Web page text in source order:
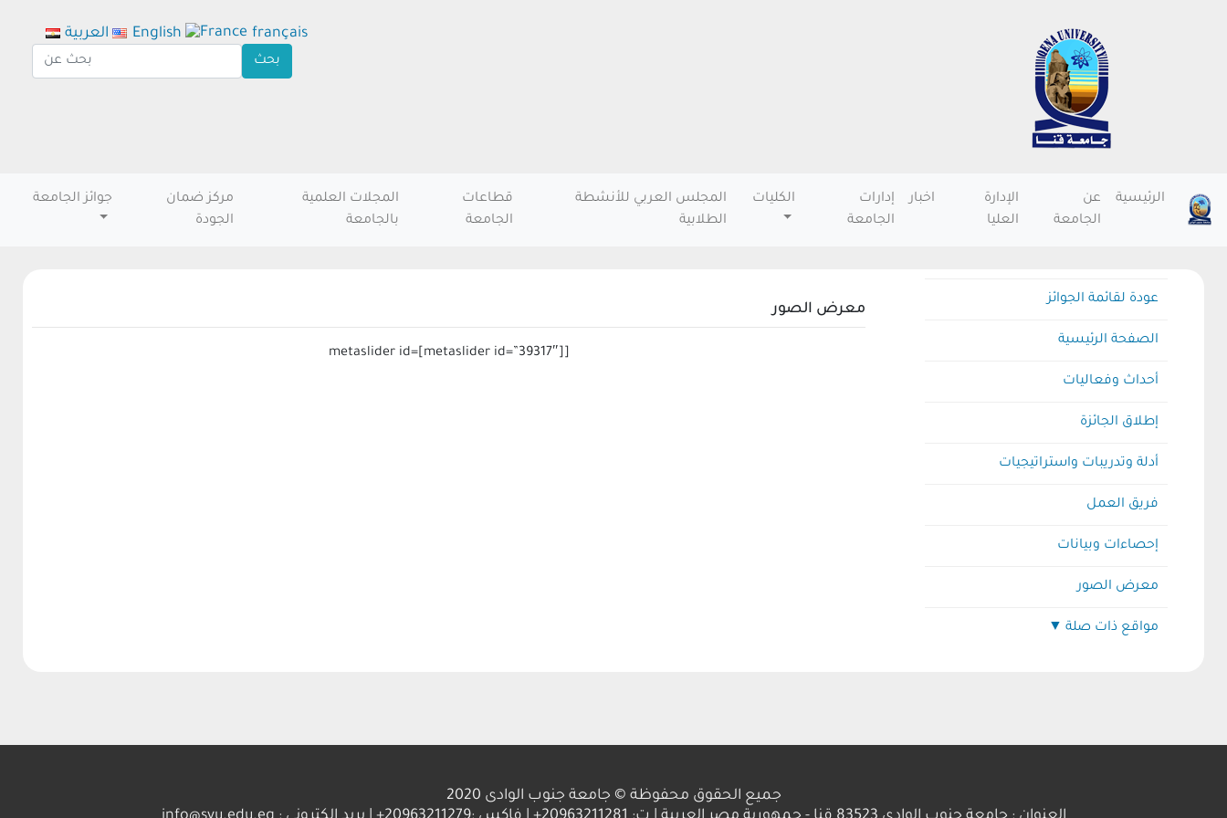
الرئيسية
عن
الجامعة
الإدارة
العليا
اخبار
إدارات
الجامعة
الكليات
المجلس العربي للأنشطة
الطلابية
قطاعات
الجامعة
المجلات العلمية
بالجامعة
مركز ضمان
الجودة
جوائز الجامعة
عودة لقائمة الجوائز
الصفحة الرئيسية
أحداث وفعاليات
إطلاق الجائزة
أدلة وتدريبات واستراتيجيات
فريق العمل
إحصاءات وبيانات
معرض الصور
مواقع ذات صلة
معرض الصور
[metaslider id=[metaslider id=”39317″]
العربية English français
جميع الحقوق محفوظة © جامعة جنوب الوادى 2020